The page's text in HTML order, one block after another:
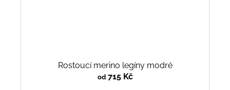
Rostoucí merino legíny modré
od715 Kč